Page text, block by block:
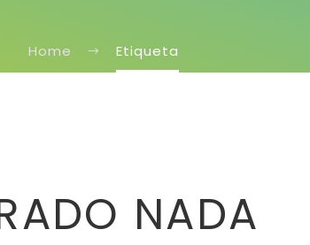
Home Etiqueta
NADA